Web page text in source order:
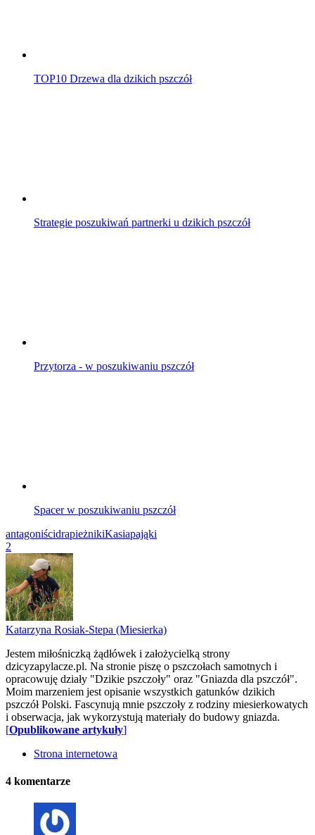
TOP10 Drzewa dla dzikich pszczół
Strategie poszukiwań partnerki u dzikich pszczół
Przytorza - w poszukiwaniu pszczół
Spacer w poszukiwaniu pszczół
antagoniścidrapieżnikiKasiapająki
2
Katarzyna Rosiak-Stepa (Miesierka)
Jestem miłośniczką żądłówek i założycielką strony
dzicyzapylacze.pl. Na stronie piszę o pszczołach samotnych i
opracowuję działy "Dzikie pszczoły" oraz "Gniazda dla pszczół".
Moim marzeniem jest opisanie wszystkich gatunków dzikich
pszczół Polski. Fascynują mnie pszczoły z rodziny miesierkowatych
i obserwacja, jak wykorzystują materiały do budowy gniazda.
[Opublikowane artykuły]
Strona internetowa
4 komentarze